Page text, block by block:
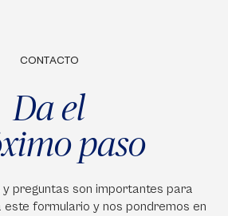
CONTACTO
Da el
paso
preguntas son importantes para
este formulario y nos pondremos en